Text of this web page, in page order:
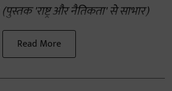
(पुस्तक 'राष्ट्र और नैतिकता' से साभार)
Read More